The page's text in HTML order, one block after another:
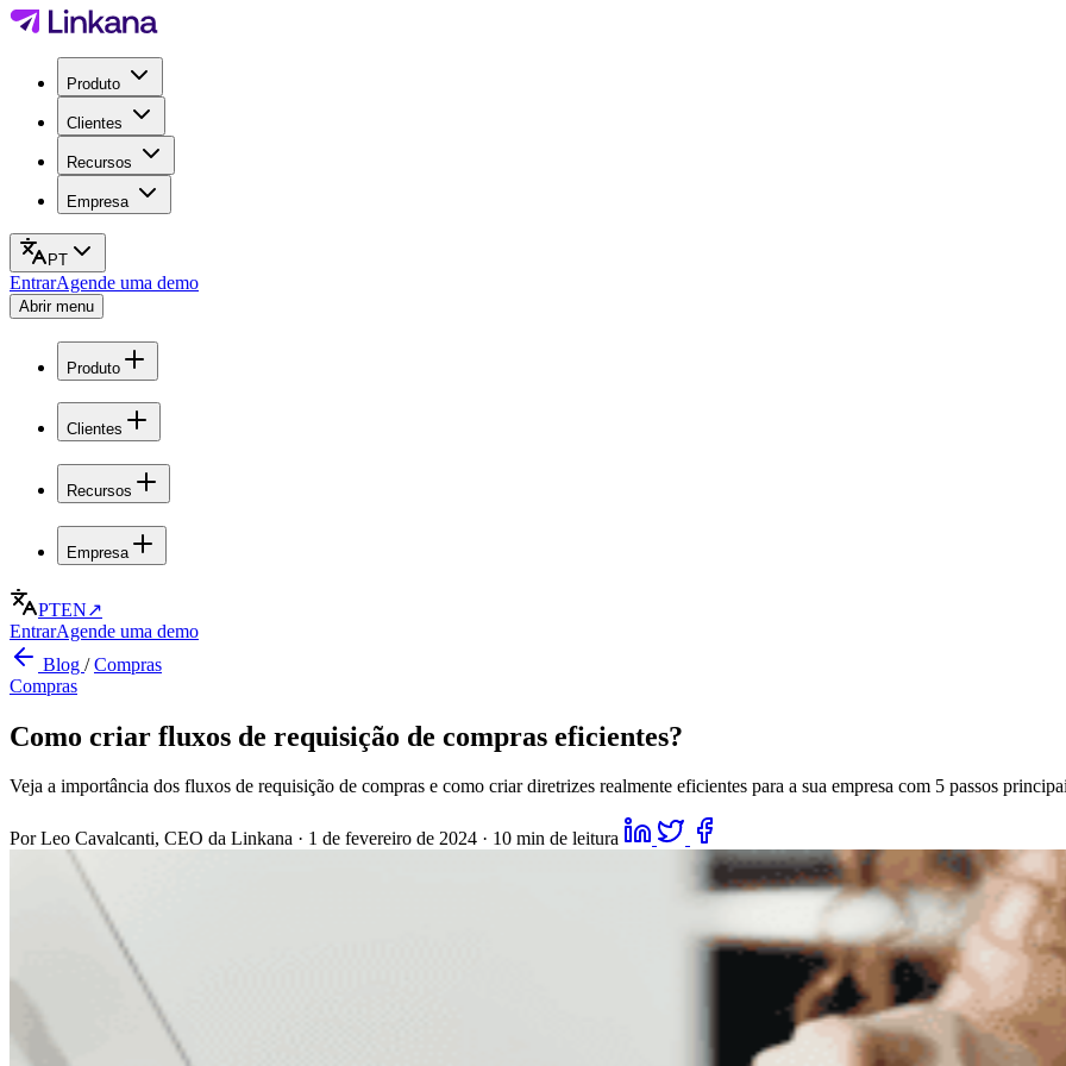
Produto
Clientes
Recursos
Empresa
PT
EntrarAgende uma demo
Abrir menu
Produto
Clientes
Recursos
Empresa
PTEN↗
EntrarAgende uma demo
Blog /Compras
Compras
Como criar fluxos de requisição de compras eficientes?
Veja a importância dos fluxos de requisição de compras e como criar diretrizes realmente eficientes para a sua empresa com 5 passos
Por Leo Cavalcanti, CEO da Linkana · 1 de fevereiro de 2024 · 10 min de leitura